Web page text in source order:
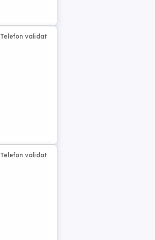
Telefon validat
Telefon validat